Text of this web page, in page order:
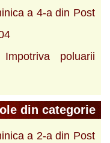
a 4-a din Post
poluarii
din categorie
a 2-a din Post